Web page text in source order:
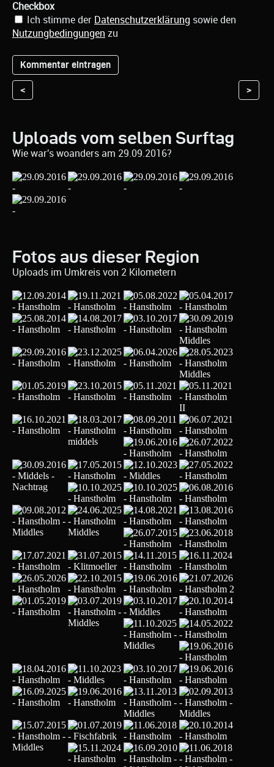
Checkbox
Ich stimme der Datenschutzerklärung sowie den
Nutzungbedingungen zu
< >
Uploads vom selben Surftag
Wie war's woanders am 29.09.2016?
Fotos aus dieser Region
Uploads im Umkreis von 2 Kilometern